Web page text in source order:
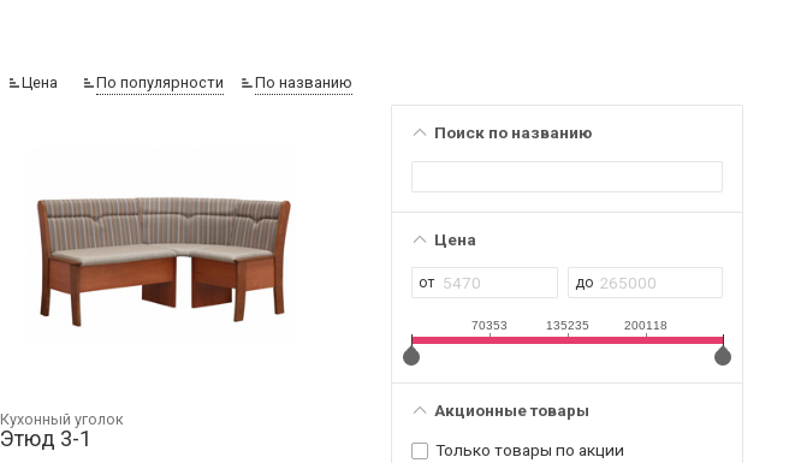
Поиск по названию
Цена
70353 135235 200118
Акционные товары
Только товары по акции
Цена По популярности По названию
Кухонный уголок
Этюд 3-1